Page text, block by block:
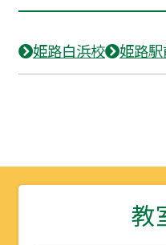
姫路白浜校 姫路
教